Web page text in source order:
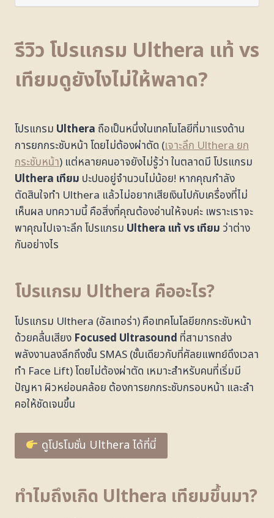
รีวิว โปรแกรม Ulthera แท้ vs
เทียมดูยังไงไม่ให้พลาด?
โปรแกรม Ulthera ถือเป็นหนึ่งในเทคโนโลยีที่มาแรงด้าน
การยกกระชับหน้า โดยไม่ต้องผ่าตัด (เจาะลึก Ulthera ยก
กระชับหน้า) แต่หลายคนอาจยังไม่รู้ว่า ในตลาดมี โปรแกรม
Ulthera เทียม ปะปนอยู่จำนวนไม่น้อย! หากคุณกำลัง
ตัดสินใจทำ Ulthera แล้วไม่อยากเสียเงินไปกับเครื่องที่ไม่
เห็นผล บทความนี้ คือสิ่งที่คุณต้องอ่านให้จบค่ะ เพราะเราจะ
พาคุณไปเจาะลึก โปรแกรม Ulthera แท้ vs เทียม ว่าต่าง
กันอย่างไร
โปรแกรม Ulthera คืออะไร?
โปรแกรม Ulthera (อัลเทอร่า) คือเทคโนโลยียกกระชับหน้า
ด้วยคลื่นเสียง Focused Ultrasound ที่สามารถส่ง
พลังงานลงลึกถึงชั้น SMAS (ชั้นเดียวกับที่ศัลยแพทย์ดึงเวลา
ทำ Face Lift) โดยไม่ต้องผ่าตัด เหมาะสำหรับคนที่เริ่มมี
ปัญหา ผิวหย่อนคล้อย ต้องการยกกระชับกรอบหน้า และลำ
คอให้ชัดเจนขึ้น
ดูโปรโมชั่น Ulthera ได้ที่นี่
ทำไมถึงเกิด Ulthera เทียมขึ้นมา?